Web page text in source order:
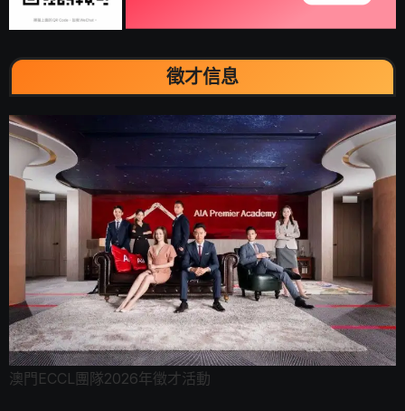
徵才信息
澳門ECCL團隊2026年徵才活動